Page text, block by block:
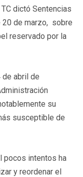
dictó Sentencias
20 de marzo, sobre
reservado por la
abril de
su
susceptible de
pocos intentos ha
y reordenar el